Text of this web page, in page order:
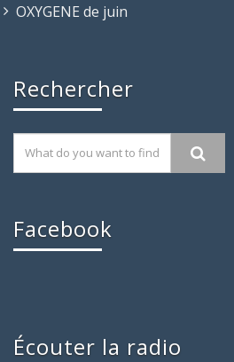
OXYGENE de juin
Rechercher
Facebook
Écouter la radio